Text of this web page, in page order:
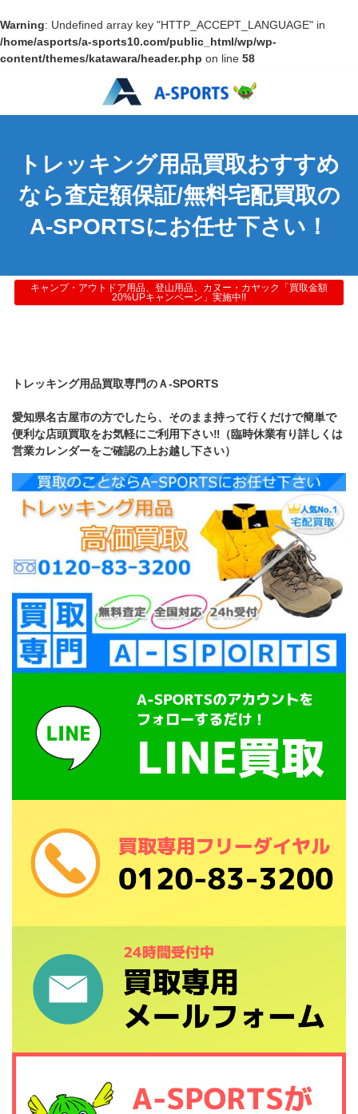
Warning: Undefined array key "HTTP_ACCEPT_LANGUAGE" in
/home/asports/a-sports10.com/public_html/wp/wp-
content/themes/katawara/header.php on line 58
トレッキング用品買取おすすめ
なら査定額保証/無料宅配買取の
A-SPORTSにお任せ下さい！
キャンプ・アウトドア用品、登山用品、カヌー・カヤック「買取金額
20%UPキャンペーン」実施中!!
トレッキング用品買取専門のＡ-SPORTS
愛知県名古屋市の方でしたら、そのまま持って行くだけで簡単で
便利な店頭買取をお気軽にご利用下さい‼（臨時休業有り詳しくは
営業カレンダーをご確認の上お越し下さい）